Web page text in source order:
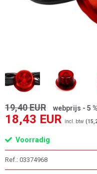
19,40 EUR webprijs - 5 %
18,43 EUR incl. btw
Voorradig
Ref.: 03374968